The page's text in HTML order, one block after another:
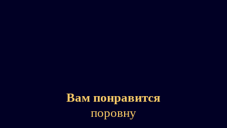
Вам понравится
поровну